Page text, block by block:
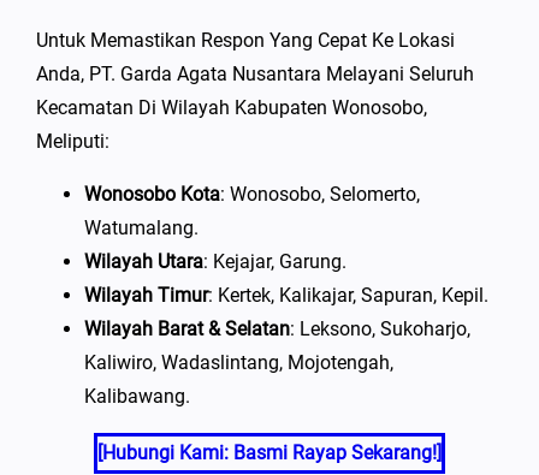
Untuk Memastikan Respon Yang Cepat Ke Lokasi
Anda, PT. Garda Agata Nusantara Melayani Seluruh
Kecamatan Di Wilayah Kabupaten Wonosobo,
Meliputi:
Wonosobo Kota: Wonosobo, Selomerto,
Watumalang.
Wilayah Utara: Kejajar, Garung.
Wilayah Timur: Kertek, Kalikajar, Sapuran, Kepil.
Wilayah Barat & Selatan: Leksono, Sukoharjo,
Kaliwiro, Wadaslintang, Mojotengah,
Kalibawang.
[Hubungi Kami: Basmi Rayap Sekarang!]